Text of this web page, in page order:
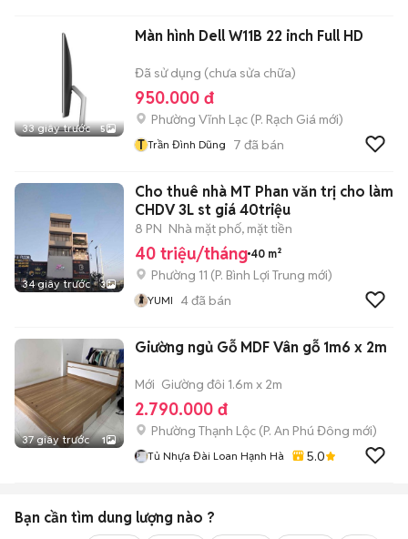
33 giây trước 5
Màn hình Dell W11B 22 inch Full HD
Đã sử dụng (chưa sửa chữa)
950.000 đ
Phường Vĩnh Lạc (P. Rạch Giá mới)
T Trần Đình Dũng 7 đã bán
34 giây trước 3
Cho thuê nhà MT Phan văn trị cho làm
CHDV 3L st giá 40triệu
8 PN Nhà mặt phố, mặt tiền
40 triệu/tháng 40 m²
Phường 11 (P. Bình Lợi Trung mới)
YUMI 4đã bán
37 giây trước 1
Giường ngủ Gỗ MDF Vân gỗ 1m6 x 2m
Mới Giường đôi 1.6m x 2m
2.790.000 đ
Phường Thạnh Lộc (P. An Phú Đông mới)
Tủ Nhựa Đài Loan Hạnh Hà 5.0
Bạn cần tìm dung lượng nào ?